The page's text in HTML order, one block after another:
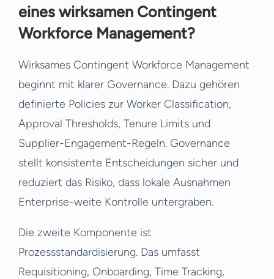
eines wirksamen Contingent
Workforce Management?
Wirksames Contingent Workforce Management
beginnt mit klarer Governance. Dazu gehören
definierte Policies zur Worker Classification,
Approval Thresholds, Tenure Limits und
Supplier-Engagement-Regeln. Governance
stellt konsistente Entscheidungen sicher und
reduziert das Risiko, dass lokale Ausnahmen
Enterprise-weite Kontrolle untergraben.
Die zweite Komponente ist
Prozessstandardisierung. Das umfasst
Requisitioning, Onboarding, Time Tracking,